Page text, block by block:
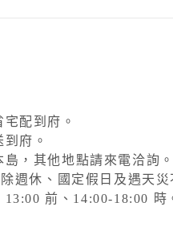
配到府。
府。
，其他地點請來電洽詢。
週休、國定假日及遇天災
前、14:00-18:00 時